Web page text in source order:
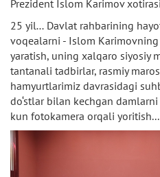
Prezident Islom Karimov
25 yil… Davlat rahbarining
voqealarni - Islom
yaratish, uning xalqaro siyosiy
tantanali tadbirlar, rasmiy
hamyurtlarimiz davrasidagi
do‘stlar bilan kechgan
kun fotokamera orqali yoritish...